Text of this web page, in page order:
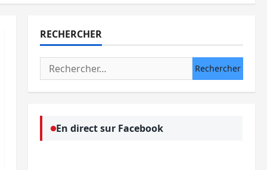
RECHERCHER
Rechercher :
En direct sur Facebook